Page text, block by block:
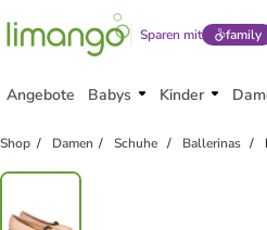
Sparen mit family
Angebote Babys Kinder
Shop Damen Schuhe Ballerinas